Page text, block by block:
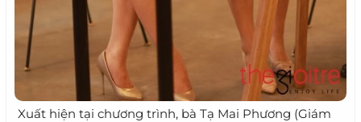
Xuất hiện tại chương trình, bà Tạ Mai Phương (Giám